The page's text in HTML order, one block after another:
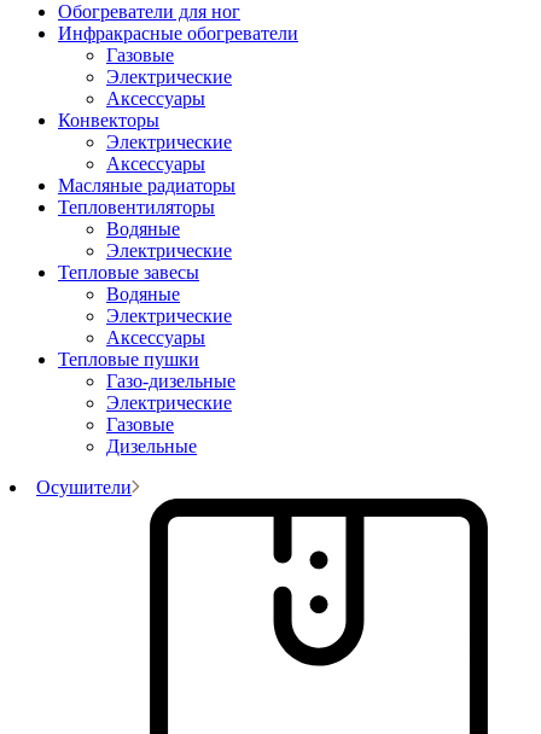
Обогреватели для ног
Инфракрасные обогреватели
Газовые
Электрические
Аксессуары
Конвекторы
Электрические
Аксессуары
Масляные радиаторы
Тепловентиляторы
Водяные
Электрические
Тепловые завесы
Водяные
Электрические
Аксессуары
Тепловые пушки
Газо-дизельные
Электрические
Газовые
Дизельные
Осушители